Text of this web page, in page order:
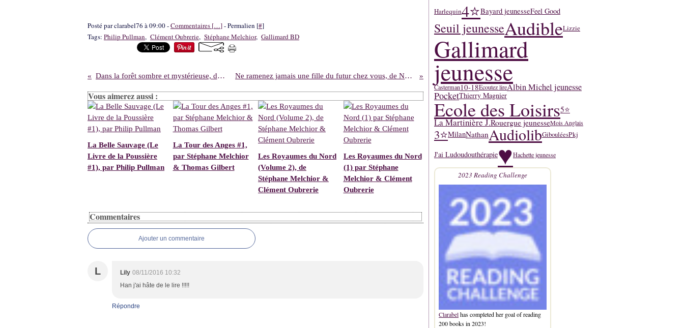
Posté par clarabel76 à 09:00 -Commentaires […]- Permalien [#]
Tags: Philip Pullman, Clément Oubrerie, Stéphane Melchior, Gallimard BD
Dans la forêt sombre et mystérieuse, de Winshluss Ne ramenez jamais une fille du futur chez vous, de Nathalie Stragier
Vous aimerez aussi :
La Belle Sauvage (Le
Livre de la Poussière
#1), par Philip Pullman
La Tour des Anges #1,
par Stéphane Melchior
& Thomas Gilbert
Les Royaumes du Nord
(Volume 2), de
Stéphane Melchior &
Clément Oubrerie
Les Royaumes du Nord
(1) par Stéphane
Melchior & Clément
Oubrerie
Commentaires
Ajouter un commentaire
L Lily 08/11/2016 10:32
Han j'ai hâte de le lire !!!!!
Répondre
Harlequin4⭐Bayard jeunesseFeel Good
Seuil jeunesseAudibleLizzie
Gallimard
jeunesse
Casterman10-18Ecoutez lireAlbin Michel jeunesse
PocketThierry Magnier
Ecole des Loisirs5⭐
La Martinière J.Rouergue jeunesseMois Anglais
3⭐MilanNathanAudiolibGibouléesPkj
J'ai Ludoudouthérapie♥Hachette jeunesse
2023 Reading Challenge
Clarabelhas completed her goal of reading
200 books in 2023!